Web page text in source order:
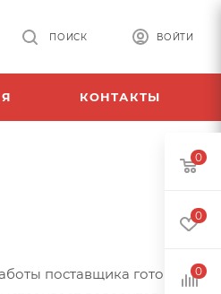
ВОЙТИ
ПОИСК
КОНТАКТЫ
поставщика готовых
0
0
0